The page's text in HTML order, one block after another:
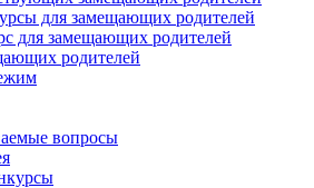
для замещающих родителей
для замещающих родителей
родителей
вопросы